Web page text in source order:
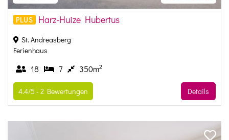
PLUS Harz-Huize Hubertus
St. Andreasberg
Ferienhaus
18 7 350m2
Details
4.4/5 - 2 Bewertungen